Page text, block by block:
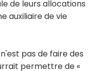
de leurs allocations
auxiliaire de vie
pas de faire des
permettre de «